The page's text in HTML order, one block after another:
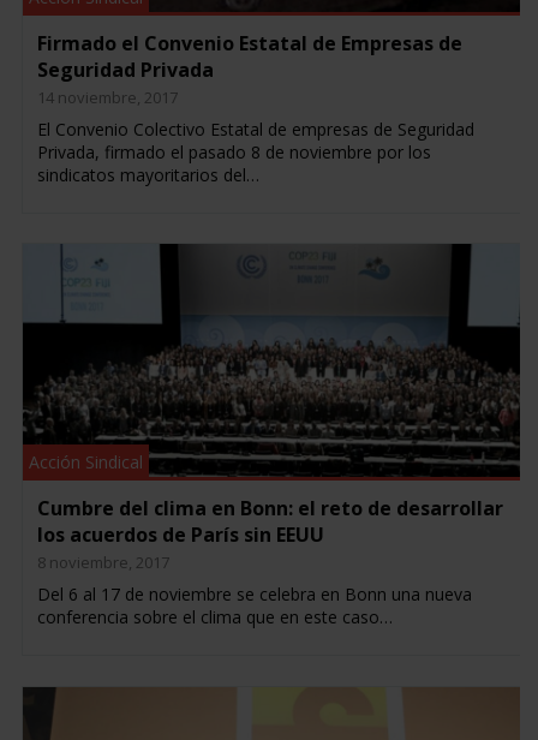
Firmado el Convenio Estatal de Empresas de
Seguridad Privada
14 noviembre, 2017
El Convenio Colectivo Estatal de empresas de Seguridad
Privada, firmado el pasado 8 de noviembre por los
sindicatos mayoritarios del…
Acción Sindical
Cumbre del clima en Bonn: el reto de desarrollar
los acuerdos de París sin EEUU
8 noviembre, 2017
Del 6 al 17 de noviembre se celebra en Bonn una nueva
conferencia sobre el clima que en este caso…